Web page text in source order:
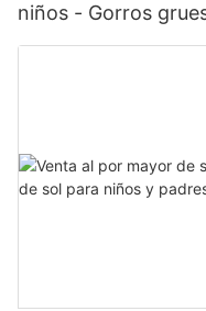
niños - Gorros
para bebés